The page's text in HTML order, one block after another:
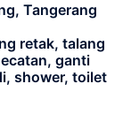
Tangerang
retak, talang
ganti
shower, toilet